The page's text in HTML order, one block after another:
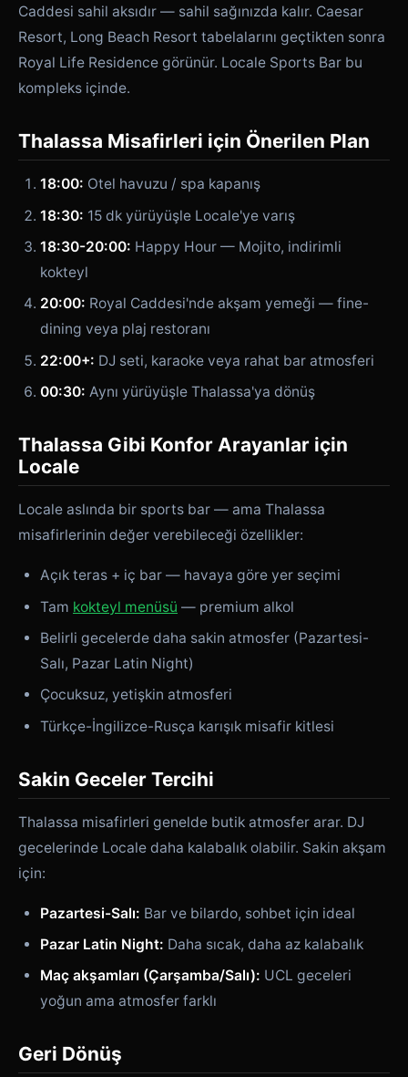
Caddesi sahil aksıdır — sahil sağınızda kalır. Caesar
Resort, Long Beach Resort tabelalarını geçtikten sonra
Royal Life Residence görünür. Locale Sports Bar bu
kompleks içinde.
Thalassa Misafirleri için Önerilen Plan
18:00: Otel havuzu / spa kapanış
18:30: 15 dk yürüyüşle Locale'ye varış
18:30-20:00: Happy Hour — Mojito, indirimli
kokteyl
20:00: Royal Caddesi'nde akşam yemeği — fine-
dining veya plaj restoranı
22:00+: DJ seti, karaoke veya rahat bar atmosferi
00:30: Aynı yürüyüşle Thalassa'ya dönüş
Thalassa Gibi Konfor Arayanlar için
Locale
Locale aslında bir sports bar — ama Thalassa
misafirlerinin değer verebileceği özellikler:
Açık teras + iç bar — havaya göre yer seçimi
Tam kokteyl menüsü — premium alkol
Belirli gecelerde daha sakin atmosfer (Pazartesi-
Salı, Pazar Latin Night)
Çocuksuz, yetişkin atmosferi
Türkçe-İngilizce-Rusça karışık misafir kitlesi
Sakin Geceler Tercihi
Thalassa misafirleri genelde butik atmosfer arar. DJ
gecelerinde Locale daha kalabalık olabilir. Sakin akşam
için:
Pazartesi-Salı: Bar ve bilardo, sohbet için ideal
Pazar Latin Night: Daha sıcak, daha az kalabalık
Maç akşamları (Çarşamba/Salı): UCL geceleri
yoğun ama atmosfer farklı
Geri Dönüş